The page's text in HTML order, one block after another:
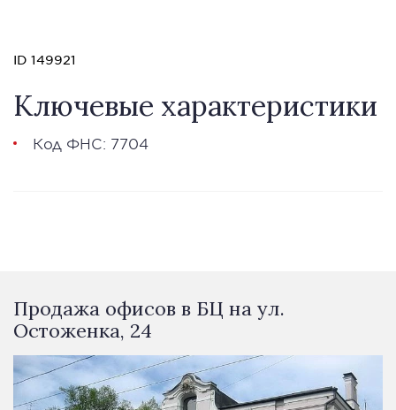
ID 149921
Ключевые характеристики
Код ФНС: 7704
Продажа офисов в БЦ на ул.
Остоженка, 24